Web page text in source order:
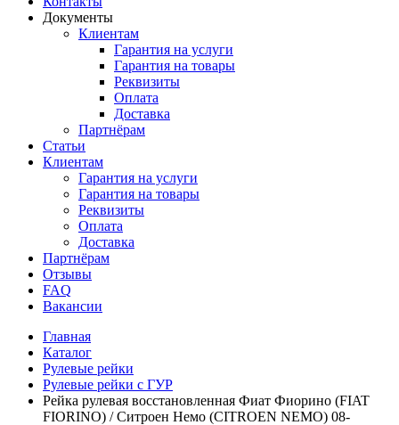
Документы
Клиентам
Гарантия на услуги
Гарантия на товары
Реквизиты
Оплата
Доставка
Партнёрам
Статьи
Клиентам
Гарантия на услуги
Гарантия на товары
Реквизиты
Оплата
Доставка
Партнёрам
Отзывы
FAQ
Вакансии
Главная
Каталог
Рулевые рейки
Рулевые рейки с ГУР
Рейка рулевая восстановленная Фиат Фиорино (FIAT
FIORINO) / Ситроен Немо (CITROEN NEMO) 08-